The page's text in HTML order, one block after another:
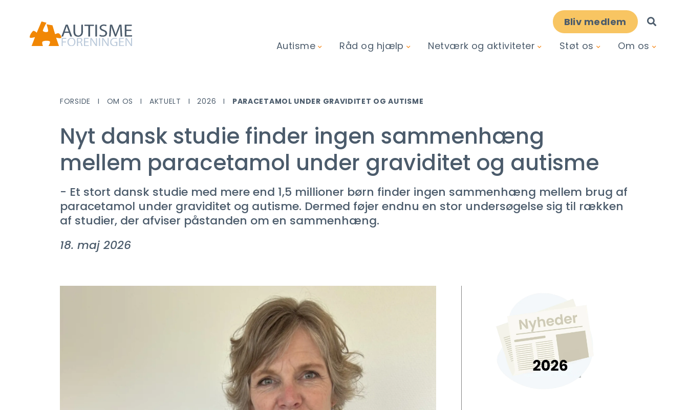
Bliv medlem
Autisme
Råd og hjælp Netværk og aktiviteter Støt os Om os
FORSIDE OM OS AKTUELT 2026 PARACETAMOL UNDER GRAVIDITET OG AUTISME
Nyt dansk studie finder ingen sammenhæng
mellem paracetamol under graviditet og autisme
- Et stort dansk studie med mere end 1,5 millioner børn finder ingen sammenhæng mellem brug af
paracetamol under graviditet og autisme. Dermed føjer endnu en stor undersøgelse sig til rækken
af studier, der afviser påstanden om en sammenhæng.
18. maj 2026